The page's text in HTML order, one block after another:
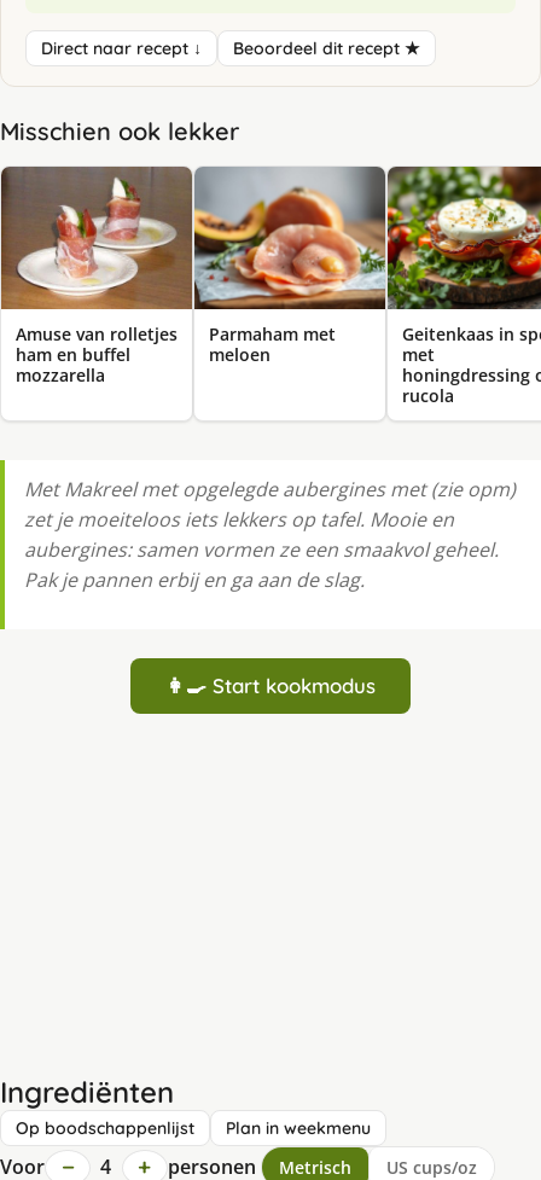
Direct naar recept ↓ Beoordeel dit recept ★
Misschien ook lekker
Amuse van rolletjes
ham en buffel
mozzarella
Parmaham met
meloen
Geitenkaas in
met
honingdressing
rucola
Met Makreel met opgelegde aubergines met (zie opm)
zet je moeiteloos iets lekkers op tafel. Mooie en
aubergines: samen vormen ze een smaakvol geheel.
Pak je pannen erbij en ga aan de slag.
👩‍🍳 Start kookmodus
Ingrediënten
Op boodschappenlijst Plan in weekmenu
Voor − 4 + personen Metrisch US cups/oz